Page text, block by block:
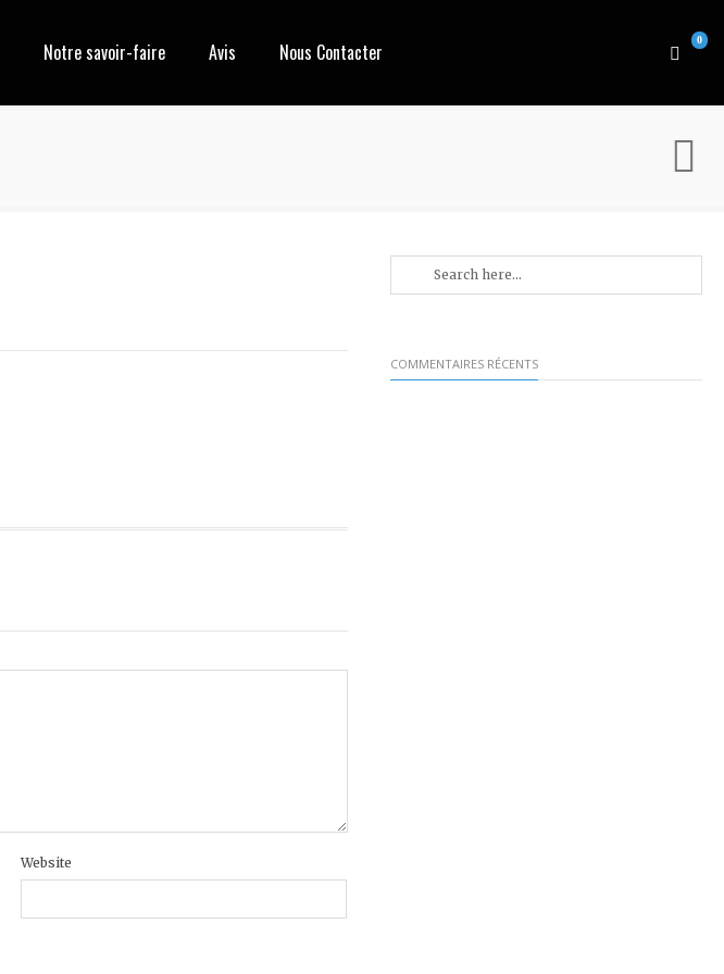
Notre savoir-faire Avis Nous Contacter 0
Website
COMMENTAIRES RÉCENTS